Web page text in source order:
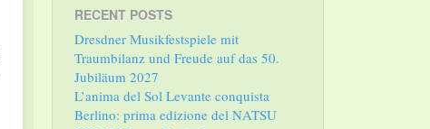
RECENT POSTS
Dresdner Musikfestspiele mit
Traumbilanz und Freude auf das 50.
Jubiläum 2027
L’anima del Sol Levante conquista
Berlino: prima edizione del NATSU